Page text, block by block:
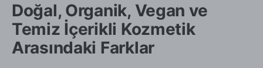
Doğal, Organik, Vegan ve
Temiz İçerikli Kozmetik
Arasındaki Farklar